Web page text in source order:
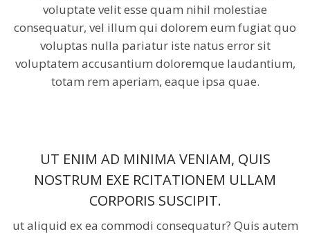
voluptate velit esse quam nihil molestiae
consequatur, vel illum qui dolorem eum fugiat quo
voluptas nulla pariatur iste natus error sit
voluptatem accusantium doloremque laudantium,
totam rem aperiam, eaque ipsa quae.
UT ENIM AD MINIMA VENIAM, QUIS
NOSTRUM EXE RCITATIONEM ULLAM
CORPORIS SUSCIPIT.
ut aliquid ex ea commodi consequatur? Quis autem